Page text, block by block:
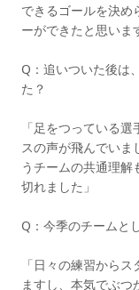
できるゴールを決め
ーができたと思いま
Q：追いついた後は
た？
「足をつっている
スの声が飛んでいま
うチームの共通理解
切れました」
Q：今季のチームと
「日々の練習から
ますし、本気でぶ